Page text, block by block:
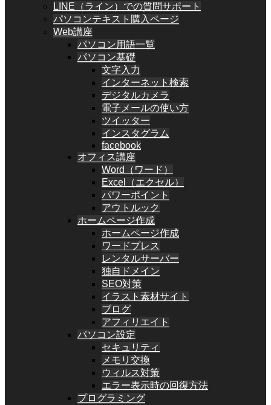
LINE（ライン）での質問サポート
パソコンテキスト購入ページ
Web講座
パソコン用語一覧
パソコン基礎
文字入力
インターネット検索
デジタルカメラ
電子メールの使い方
ツイッター
インスタグラム
facebook
オフィス講座
Word（ワード）
Excel（エクセル）
パワーポイント
アウトルック
ホームページ作成
ホームページ作成
ワードプレス
レンタルサーバー
独自ドメイン
SEO対策
イラスト素材サイト
ブログ
アフィリエイト
パソコン設定
セキュリティ
メモリ交換
ウィルス対策
エラー表示時の回復方法
プログラミング